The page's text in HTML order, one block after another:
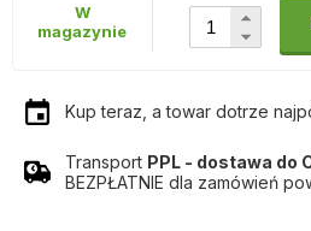
W
magazynie
Kup teraz, a towar dotrze
Transport PPL - dostawa do
BEZPŁATNIE dla zamówień